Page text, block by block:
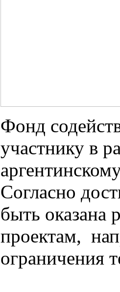
Фонд
участнику в
Согласно
быть оказана
проектам,
ограничения